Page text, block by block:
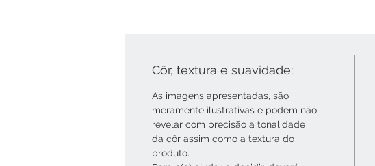
Côr, textura e suavidade:
As imagens apresentadas, são
meramente ilustrativas e podem não
revelar com precisão a tonalidade
da côr assim como a textura do
produto.